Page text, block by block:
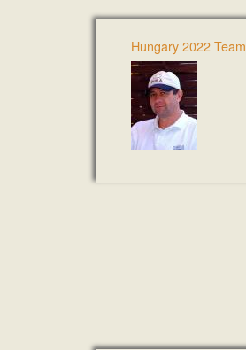
Hungary 2022 Team